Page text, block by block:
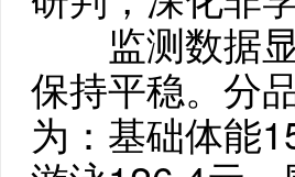
监测数据显
保持平稳。分
为：基础体能